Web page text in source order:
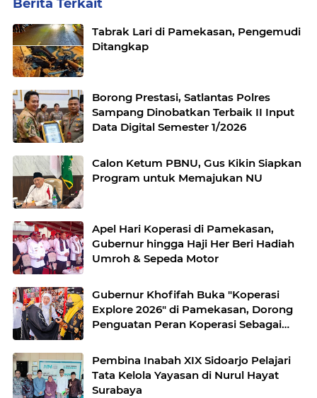
Berita Terkait
Tabrak Lari di Pamekasan, Pengemudi
Ditangkap
Borong Prestasi, Satlantas Polres
Sampang Dinobatkan Terbaik II Input
Data Digital Semester 1/2026
Calon Ketum PBNU, Gus Kikin Siapkan
Program untuk Memajukan NU
Apel Hari Koperasi di Pamekasan,
Gubernur hingga Haji Her Beri Hadiah
Umroh & Sepeda Motor
Gubernur Khofifah Buka "Koperasi
Explore 2026" di Pamekasan, Dorong
Penguatan Peran Koperasi Sebagai
Sekaligus Perluas Akses Promosi
Pelaku UMKM
Pembina Inabah XIX Sidoarjo Pelajari
Tata Kelola Yayasan di Nurul Hayat
Surabaya